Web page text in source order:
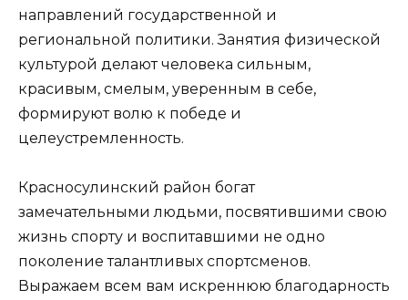
направлений государственной и
региональной политики. Занятия физической
культурой делают человека сильным,
красивым, смелым, уверенным в себе,
формируют волю к победе и
целеустремленность.
Красносулинский район богат
замечательными людьми, посвятившими свою
жизнь спорту и воспитавшими не одно
поколение талантливых спортсменов.
Выражаем всем вам искреннюю благодарность